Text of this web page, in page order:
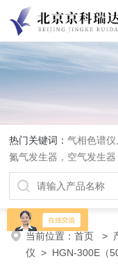
热门关键词：气相色谱
氮气发生器，空气发生
阀件、进样器、色谱担
计，原子吸收分光光度
室产品。
当前位置：首页 >
仪 > HGN-300E（